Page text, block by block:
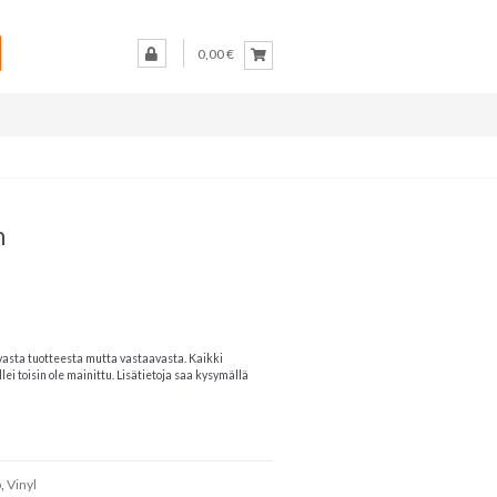
0,00 €
tuotteesta mutta vastaavasta. Kaikki
toisin ole mainittu. Lisätietoja saa kysymällä
, Vinyl